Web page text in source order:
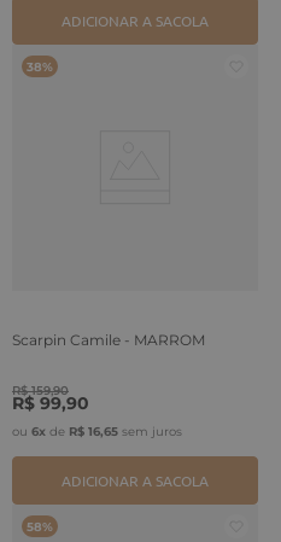
ADICIONAR A SACOLA
38%
Scarpin Camile - MARROM
R$ 159,90
R$ 99,90
ou 6x de R$ 16,65 sem juros
ADICIONAR A SACOLA
58%